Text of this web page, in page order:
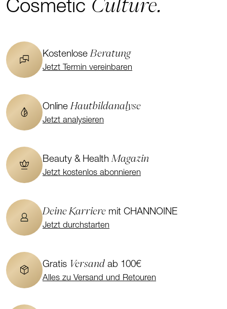
Cosmetic Culture.
KostenloseBeratung
Jetzt Termin vereinbaren
OnlineHautbildanalyse
Jetzt analysieren
Beauty & HealthMagazin
Jetzt kostenlos abonnieren
Deine Karriere mit CHANNOINE
Jetzt durchstarten
Gratis Versand ab 100€
Alles zu Versand und Retouren